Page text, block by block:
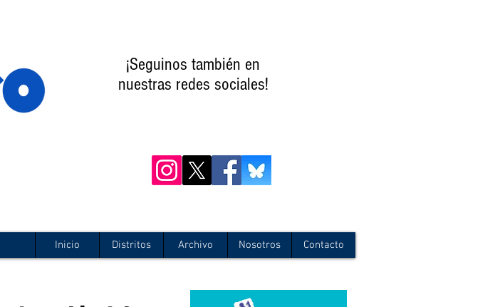
¡Seguinos también en
nuestras redes sociales!
Inicio Distritos Archivo Nosotros Contacto